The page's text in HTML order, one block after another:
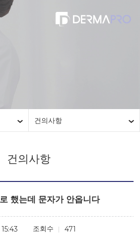
건의사항
건의사항
했는데 문자가 안옵니다
조회수 471